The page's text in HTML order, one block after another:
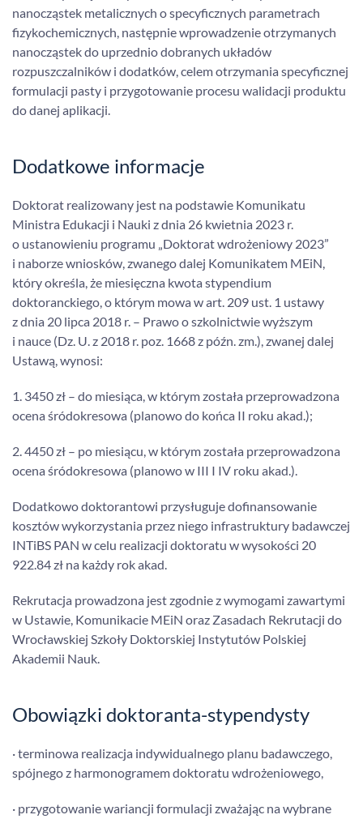
nanocząstek metalicznych o specyficznych parametrach
fizykochemicznych, następnie wprowadzenie otrzymanych
nanocząstek do uprzednio dobranych układów
rozpuszczalników i dodatków, celem otrzymania specyficznej
formulacji pasty i przygotowanie procesu walidacji produktu
do danej aplikacji.
Dodatkowe informacje
Doktorat realizowany jest na podstawie Komunikatu
Ministra Edukacji i Nauki z dnia 26 kwietnia 2023 r.
o ustanowieniu programu „Doktorat wdrożeniowy 2023”
i naborze wniosków, zwanego dalej Komunikatem MEiN,
który określa, że miesięczna kwota stypendium
doktoranckiego, o którym mowa w art. 209 ust. 1 ustawy
z dnia 20 lipca 2018 r. – Prawo o szkolnictwie wyższym
i nauce (Dz. U. z 2018 r. poz. 1668 z późn. zm.), zwanej dalej
Ustawą, wynosi:
1. 3450 zł – do miesiąca, w którym została przeprowadzona
ocena śródokresowa (planowo do końca II roku akad.);
2. 4450 zł – po miesiącu, w którym została przeprowadzona
ocena śródokresowa (planowo w III I IV roku akad.).
Dodatkowo doktorantowi przysługuje dofinansowanie
kosztów wykorzystania przez niego infrastruktury badawczej
INTiBS PAN w celu realizacji doktoratu w wysokości 20
922.84 zł na każdy rok akad.
Rekrutacja prowadzona jest zgodnie z wymogami zawartymi
w Ustawie, Komunikacie MEiN oraz Zasadach Rekrutacji do
Wrocławskiej Szkoły Doktorskiej Instytutów Polskiej
Akademii Nauk.
Obowiązki doktoranta-stypendysty
· terminowa realizacja indywidualnego planu badawczego,
spójnego z harmonogramem doktoratu wdrożeniowego,
· przygotowanie wariancji formulacji zważając na wybrane